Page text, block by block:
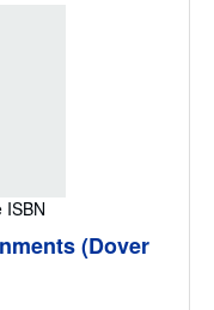
ISBN
(Dover